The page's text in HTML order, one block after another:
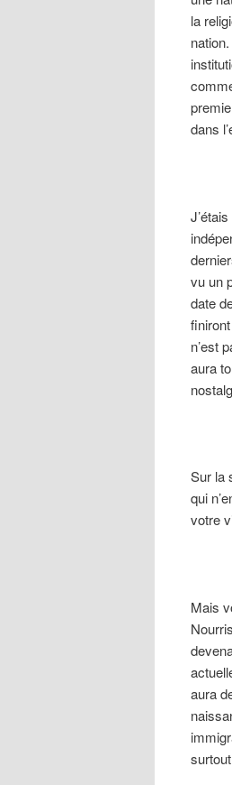
la
dans
vu un
date
n’est
aura
Sur la
qui
votre
Mais
aura